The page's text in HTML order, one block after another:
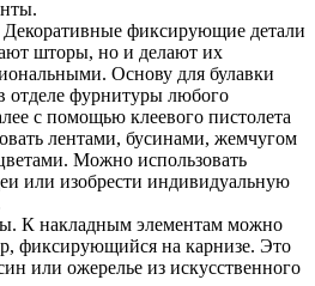
Декоративные фиксирующие детали
шторы, но и делают их
Основу для булавки
отделе фурнитуры любого
с помощью клеевого пистолета
лентами, бусинами, жемчугом
Можно использовать
или изобрести индивидуальную
К накладным элементам можно
фиксирующийся на карнизе. Это
или ожерелье из искусственного